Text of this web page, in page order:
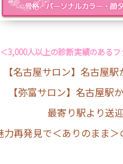
＜3,000人以上の診断実績のある
【名古屋サロン】名古屋
【弥富サロン】名古屋駅
最寄り駅より送
力再発見で＜ありのまま＞